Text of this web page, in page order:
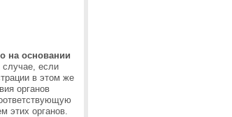
на основании
если
в этом же
органов
этих органов.